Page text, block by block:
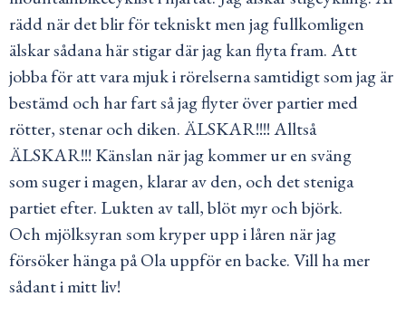
rädd när det blir för tekniskt men jag fullkomligen
älskar sådana här stigar där jag kan flyta fram. Att
jobba för att vara mjuk i rörelserna samtidigt som jag är
bestämd och har fart så jag flyter över partier med
rötter, stenar och diken. ÄLSKAR!!!! Alltså
ÄLSKAR!!! Känslan när jag kommer ur en sväng
som suger i magen, klarar av den, och det steniga
partiet efter. Lukten av tall, blöt myr och björk.
Och mjölksyran som kryper upp i låren när jag
försöker hänga på Ola uppför en backe. Vill ha mer
sådant i mitt liv!